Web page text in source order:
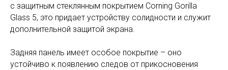
с защитным стеклянным покрытием Corning Gorilla
Glass 5, это придает устройству солидности и служит
дополнительной защитой экрана.
Задняя панель имеет особое покрытие – оно
устойчиво к появлению следов от прикосновения